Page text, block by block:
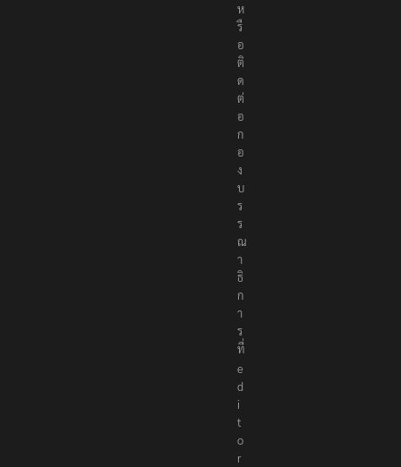
ห
รื
อ
ติ
ด
ต่
อ
ก
อ
ง
บ
ร
ร
ณ
า
ธิ
ก
า
ร
ที่
e
d
i
t
o
r